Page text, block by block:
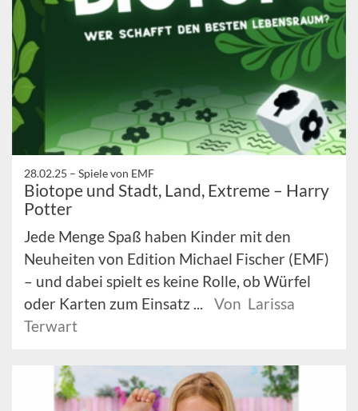
28.02.25 – Spiele von EMF
Biotope und Stadt, Land, Extreme – Harry
Potter
Jede Menge Spaß haben Kinder mit den
Neuheiten von Edition Michael Fischer (EMF)
– und dabei spielt es keine Rolle, ob Würfel
oder Karten zum Einsatz ...
Von Larissa
Terwart